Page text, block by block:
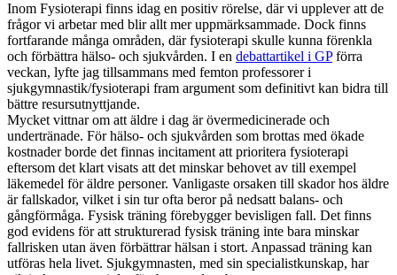
Inom Fysioterapi finns idag en positiv rörelse, där vi upplever att de
frågor vi arbetar med blir allt mer uppmärksammade. Dock finns
fortfarande många områden, där fysioterapi skulle kunna förenkla
och förbättra hälso- och sjukvården. I en debattartikel i GPförra
veckan, lyfte jag tillsammans med femton professorer i
sjukgymnastik/fysioterapi fram argument som definitivt kan bidra till
bättre resursutnyttjande.
Mycket vittnar om att äldre i dag är övermedicinerade och
undertränade. För hälso- och sjukvården som brottas med ökade
kostnader borde det finnas incitament att prioritera fysioterapi
eftersom det klart visats att det minskar behovet av till exempel
läkemedel för äldre personer. Vanligaste orsaken till skador hos äldre
är fallskador, vilket i sin tur ofta beror på nedsatt balans- och
gångförmåga. Fysisk träning förebygger bevisligen fall. Det finns
god evidens för att strukturerad fysisk träning inte bara minskar
fallrisken utan även förbättrar hälsan i stort. Anpassad träning kan
utföras hela livet. Sjukgymnasten, med sin specialistkunskap, har